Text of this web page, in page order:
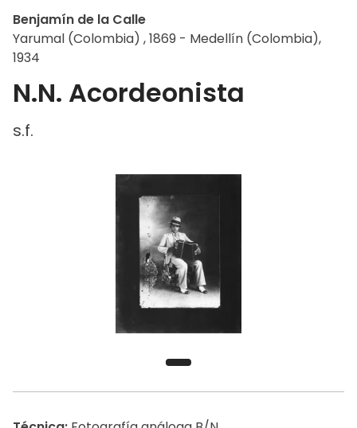
Benjamín de la Calle
Yarumal (Colombia) , 1869 - Medellín (Colombia),
1934
N.N. Acordeonista
s.f.